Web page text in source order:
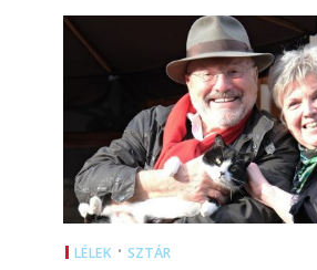
LÉLEK • SZTÁR